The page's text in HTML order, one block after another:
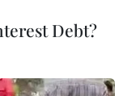
ở châu
một nguy cơ
Debt?